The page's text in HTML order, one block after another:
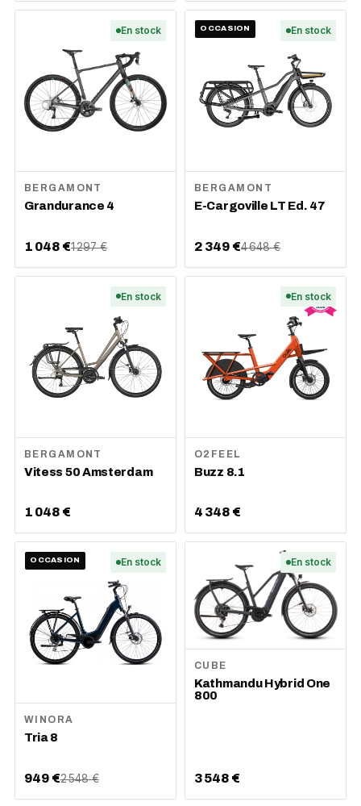
En stock
BERGAMONT
Grandurance 4
1 048 €1 297 €
OCCASION En stock
BERGAMONT
E-Cargoville LT Ed. 47
2 349 €4 648 €
En stock
BERGAMONT
Vitess 50 Amsterdam
1 048 €
En stock
O2FEEL
Buzz 8.1
4 348 €
OCCASION En stock
WINORA
Tria 8
949 €2 548 €
En stock
CUBE
Kathmandu Hybrid One
800
3 548 €